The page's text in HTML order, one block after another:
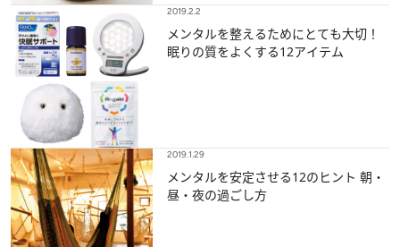
2019.2.2
メンタルを整えるためにとても大切！
眠りの質をよくする12アイテム
2019.1.29
メンタルを安定させる12のヒント 朝・
昼・夜の過ごし方